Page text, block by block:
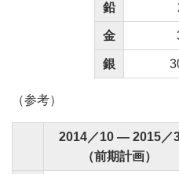
鉛
金
銀
（参考）
2014／10 ― 2015／
（前期計画）